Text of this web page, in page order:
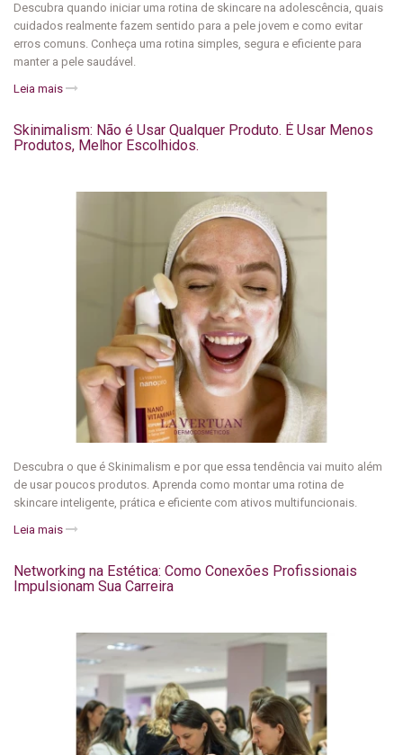
Descubra quando iniciar uma rotina de skincare na adolescência, quais
cuidados realmente fazem sentido para a pele jovem e como evitar
erros comuns. Conheça uma rotina simples, segura e eficiente para
manter a pele saudável.
Leia mais
Skinimalism: Não é Usar Qualquer Produto. É Usar Menos
Produtos, Melhor Escolhidos.
Descubra o que é Skinimalism e por que essa tendência vai muito além
de usar poucos produtos. Aprenda como montar uma rotina de
skincare inteligente, prática e eficiente com ativos multifuncionais.
Leia mais
Networking na Estética: Como Conexões Profissionais
Impulsionam Sua Carreira